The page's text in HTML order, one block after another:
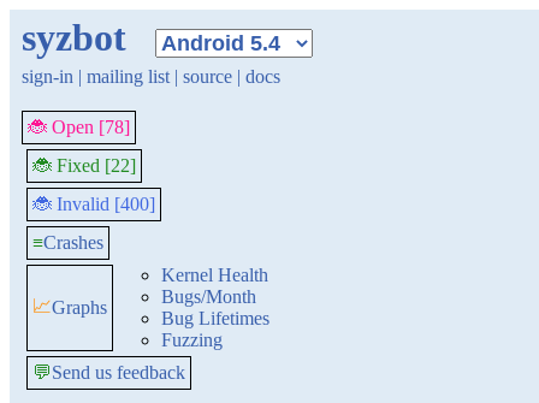
syzbot
sign-in | mailing list | source | docs
🐞 Open [78]
🐞 Fixed [22]
🐞 Invalid [400]
≡Crashes
📈Graphs
Kernel Health
Bugs/Month
Bug Lifetimes
Fuzzing
💬Send us feedback